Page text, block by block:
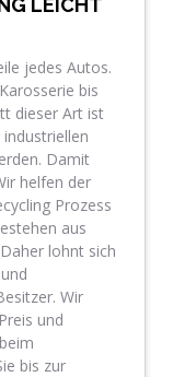
LEICHT
jedes Autos.
bis
dieser Art ist
Damit
helfen der
Prozess
aus
lohnt sich
Wir
und
bis zur